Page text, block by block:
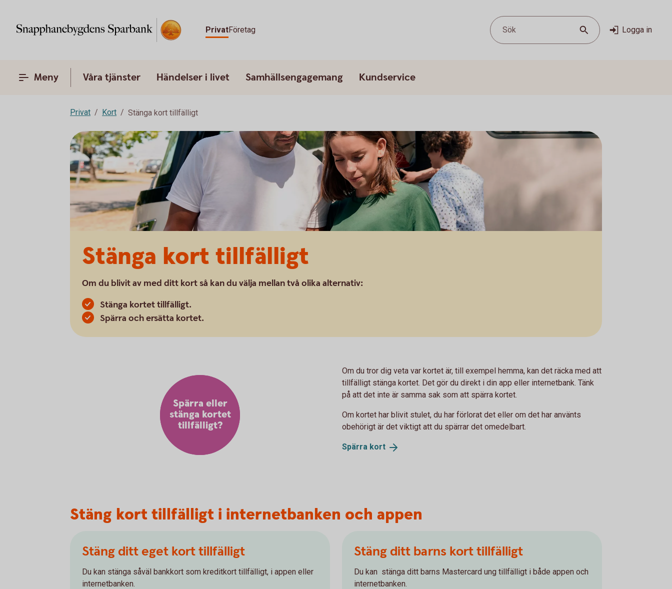
PrivatFöretag Sök Logga in
Meny Våra tjänster Händelser i livet Samhällsengagemang Kundservice
Privat Kort Stänga kort tillfälligt
Stänga kort tillfälligt
Om du blivit av med ditt kort så kan du välja mellan två olika alternativ:
Stänga kortet tillfälligt.
Spärra och ersätta kortet.
Spärra eller
stänga kortet
tillfälligt?
Om du tror dig veta var kortet är, till exempel hemma, kan det räcka med att
tillfälligt stänga kortet. Det gör du direkt i din app eller internetbank. Tänk
på att det inte är samma sak som att spärra kortet.
Om kortet har blivit stulet, du har förlorat det eller om det har använts
obehörigt är det viktigt att du spärrar det omedelbart.
Spärra kort
Stäng kort tillfälligt i internetbanken och appen
Stäng ditt eget kort tillfälligt
Du kan stänga såväl bankkort som kreditkort tillfälligt, i appen eller
internetbanken.
Stäng ditt barns kort tillfälligt
Du kan stänga ditt barns Mastercard ung tillfälligt i både appen och
internetbanken.